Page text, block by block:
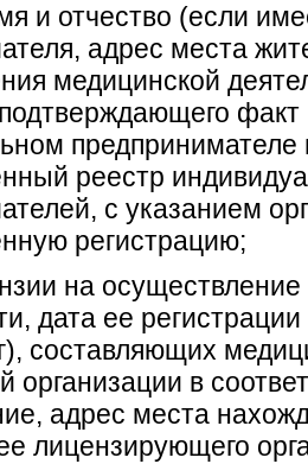
и отчество (если
адрес места
медицинской
факт
реестр
с указанием
регистрацию;
на
дата ее
составляющих
организации в
адрес места
лицензирующего